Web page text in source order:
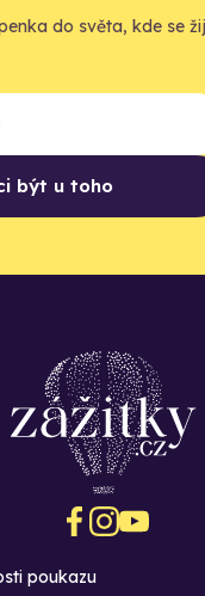
do světa, kde se
být u toho
poukazu